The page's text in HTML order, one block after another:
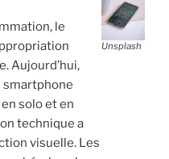
le
Aujourd’hui,
smartphone
solo et en
technique a
visuelle. Les
Unsplash